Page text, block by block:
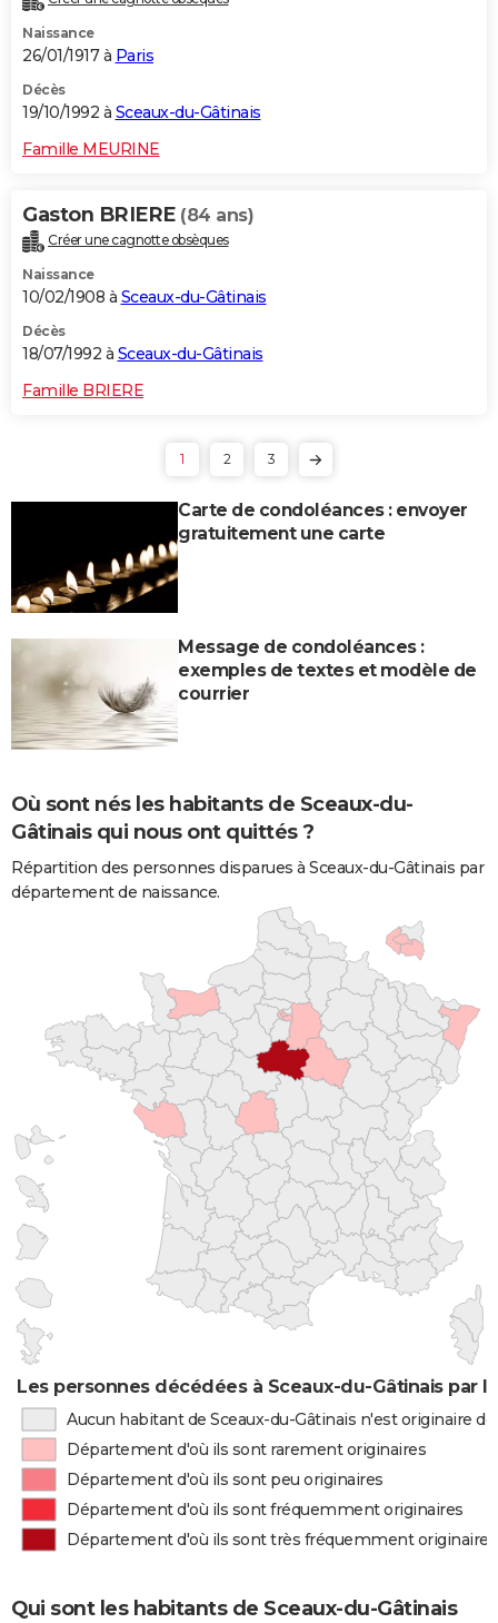
Naissance
26/01/1917 à Paris
Décès
19/10/1992 à Sceaux-du-Gâtinais
Famille MEURINE
Gaston BRIERE (84 ans)
Créer une cagnotte obsèques
Naissance
10/02/1908 à Sceaux-du-Gâtinais
Décès
18/07/1992 à Sceaux-du-Gâtinais
Famille BRIERE
1 2 3
Carte de condoléances : envoyer
gratuitement une carte
Message de condoléances :
exemples de textes et modèle de
courrier
Où sont nés les habitants de Sceaux-du-
Gâtinais qui nous ont quittés ?
Répartition des personnes disparues à Sceaux-du-Gâtinais par
département de naissance.
Les personnes décédées à Sceaux-du-Gâtinais par
Aucun habitant de Sceaux-du-Gâtinais n'est originaire
Département d'où ils sont rarement originaires
Département d'où ils sont peu originaires
Département d'où ils sont fréquemment originaires
Département d'où ils sont très fréquemment originaires
Qui sont les habitants de Sceaux-du-Gâtinais